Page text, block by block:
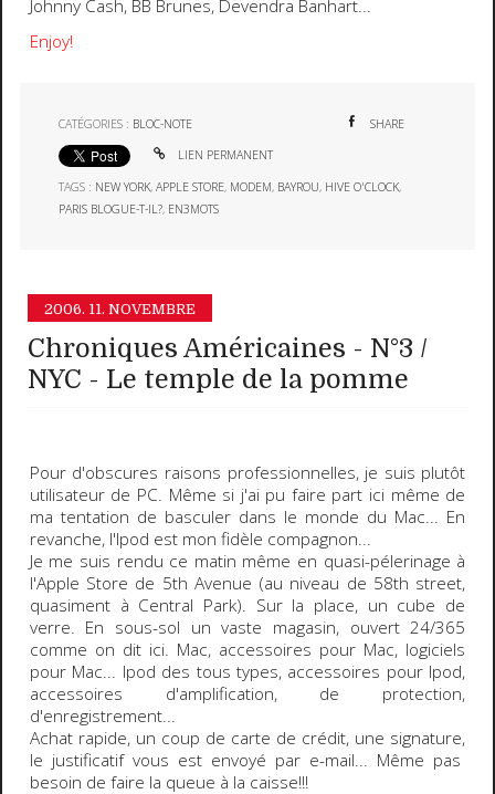
Johnny Cash, BB Brunes, Devendra Banhart...
Enjoy!
CATÉGORIES : BLOC-NOTE SHARE
LIEN PERMANENT
TAGS : NEW YORK,APPLE STORE, MODEM, BAYROU, HIVE O'CLOCK,
PARIS BLOGUE-T-IL?, EN3MOTS
2006. 11. NOVEMBRE
Chroniques Américaines - N°3 /
NYC - Le temple de la pomme
Pour d'obscures raisons professionnelles, je suis plutôt
utilisateur de PC. Même si j'ai pu faire part ici même de
ma tentation de basculer dans le monde du Mac... En
revanche, l'Ipod est mon fidèle compagnon...
Je me suis rendu ce matin même en quasi-pélerinage à
l'Apple Store de 5th Avenue (au niveau de 58th street,
quasiment à Central Park). Sur la place, un cube de
verre. En sous-sol un vaste magasin, ouvert24/365
comme on dit ici. Mac, accessoires pour Mac, logiciels
pour Mac... Ipod des tous types, accessoires pour Ipod,
accessoires d'amplification, de protection,
d'enregistrement...
Achat rapide, un coup de carte de crédit, une signature,
le justificatif vous est envoyé par e-mail... Même pas
besoin de faire la queue à la caisse!!!